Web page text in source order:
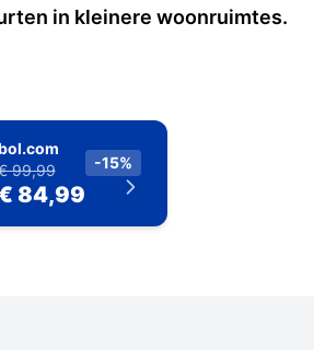
in kleinere woonruimtes.
99,99
84,99
-15%